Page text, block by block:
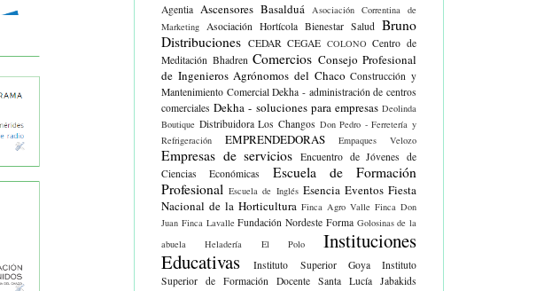
Agentia Ascensores Basalduá Asociación Correntina de
Marketing Asociación Hortícola Bienestar Salud Bruno
Distribuciones CEDAR CEGAE COLONO Centro de
Meditación Bhadren Comercios Consejo Profesional
de Ingenieros Agrónomos del Chaco Construcción y
Mantenimiento Comercial Dekha - administración de centros
comerciales Dekha - soluciones para empresas Deolinda
Boutique Distribuidora Los Changos Don Pedro - Ferretería y
Refrigeración
EMPRENDEDORAS Empaques Velozo
Empresas de servicios
Encuentro de Jóvenes de
Ciencias Económicas
Escuela de Formación
Profesional Escuela de Inglés Esencia Eventos Fiesta
Nacional de la Horticultura Finca Agro Valle Finca Don
Juan Finca Lavalle Fundación Nordeste Forma Golosinas de la
abuela
Heladería El Polo
Instituciones
Educativas
Instituto Superior Goya
Instituto
Superior de Formación Docente Santa Lucía
Jabakids